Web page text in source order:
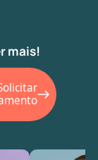
mais!